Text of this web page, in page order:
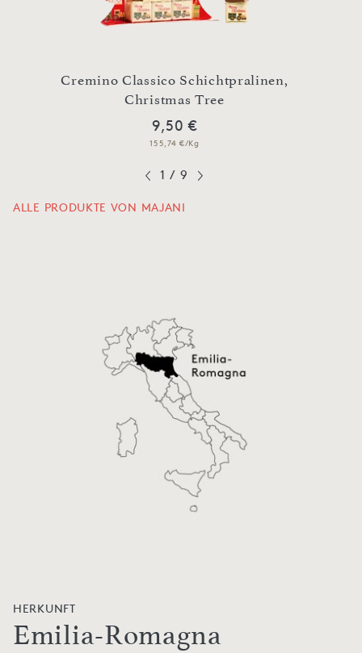
Cremino Classico Schichtpralinen,
Christmas Tree
9,50 €
155,74 €/Kg
1 / 9
ALLE PRODUKTE VON MAJANI
HERKUNFT
Emilia-Romagna